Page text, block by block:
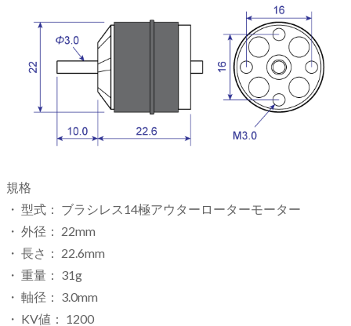
規格
・ 型式： ブラシレス14極アウターローターモーター
・ 外径： 22mm
・ 長さ： 22.6mm
・ 重量： 31g
・ 軸径： 3.0mm
・ KV値： 1200